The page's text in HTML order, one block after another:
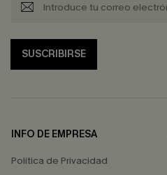
SUSCRIBIRSE
INFO DE EMPRESA
Política de Privacidad